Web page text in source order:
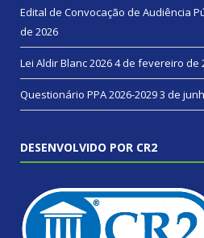
Edital de Convocação de Audiência
de 2026
Lei Aldir Blanc 20264 de fevereiro de
Questionário PPA 2026-20293 de
DESENVOLVIDO POR CR2